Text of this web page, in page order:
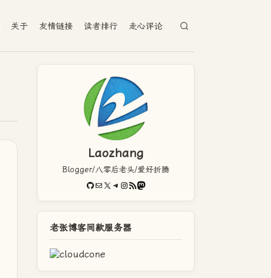
关于 友情链接 读者排行 走心评论
Laozhang
Blogger/八零后老头/爱好折腾
GitHub
电子邮件X Telegram
Instagram
RSS FeedMastodon
老张博客同款服务器